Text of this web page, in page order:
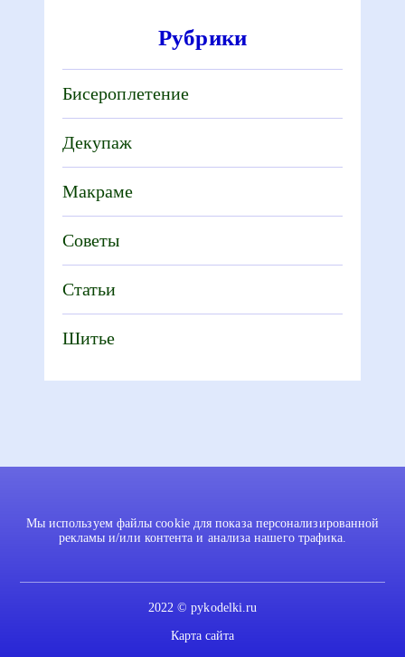
Рубрики
Бисероплетение
Декупаж
Макраме
Советы
Статьи
Шитье
Мы используем файлы cookie для показа персонализированной
рекламы и/или контента и анализа нашего трафика.
2022 © pykodelki.ru
Карта сайта